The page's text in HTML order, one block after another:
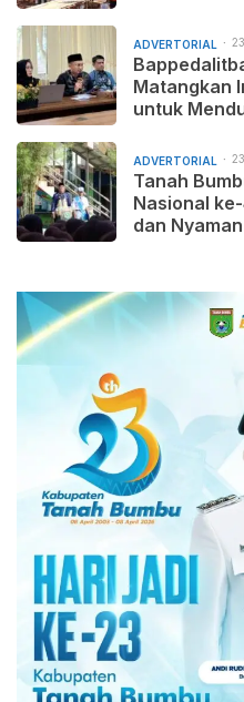
ADVERTORIAL
Matangkan
untuk
Beradab
ADVERTORIAL
Tanah
Nasional
dan